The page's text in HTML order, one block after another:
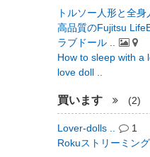
トルソー人形と全
高品質のFujitsu
ラブドール ..
How to sleep with a
love doll ..
買います (2)
Lover-dolls .. 1
Rokuストリーミン